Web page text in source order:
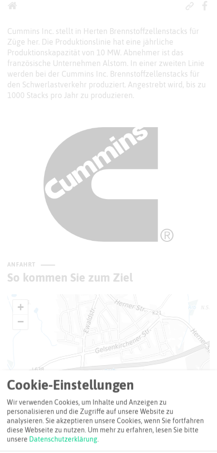
Cummins Inc. stellt in Herten Brennstoffzellenstacks für
Züge her. Die Produktionslinie hat eine jährliche
Produktionskapazität von 10 MW. Abnehmer ist das
französische Unternehmen Alstom. In einer zweiten Linie
werden bei der Cummins Inc. Brennstoffzellenstacks für
den Schwerlastverkehr produziert. Angestrebt wird, bis zu
1000 Stacks pro Jahr zu produzieren.
ANFAHRT
So kommen Sie zum Ziel
+
−
Cookie-Einstellungen
Wir verwenden Cookies, um Inhalte und Anzeigen zu
personalisieren und die Zugriffe auf unsere Website zu
analysieren. Sie akzeptieren unsere Cookies, wenn Sie fortfahren
diese Webseite zu nutzen. Um mehr zu erfahren, lesen Sie bitte
unsere Datenschutzerklärung.